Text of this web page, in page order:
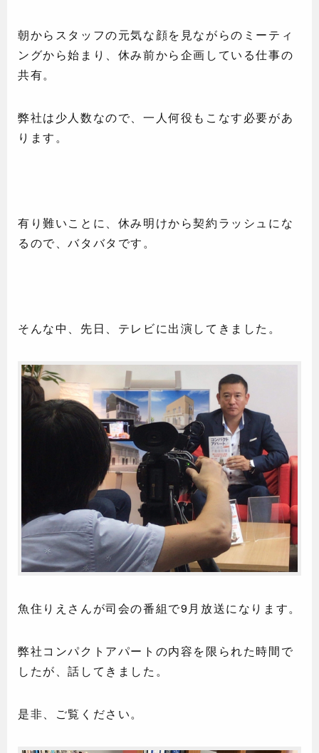
朝からスタッフの元気な顔を見ながらのミーティ
ングから始まり、休み前から企画している仕事の
共有。
弊社は少人数なので、一人何役もこなす必要があ
ります。
有り難いことに、休み明けから契約ラッシュにな
るので、バタバタです。
そんな中、先日、テレビに出演してきました。
魚住りえさんが司会の番組で9月放送になります。
弊社コンパクトアパートの内容を限られた時間で
したが、話してきました。
是非、ご覧ください。